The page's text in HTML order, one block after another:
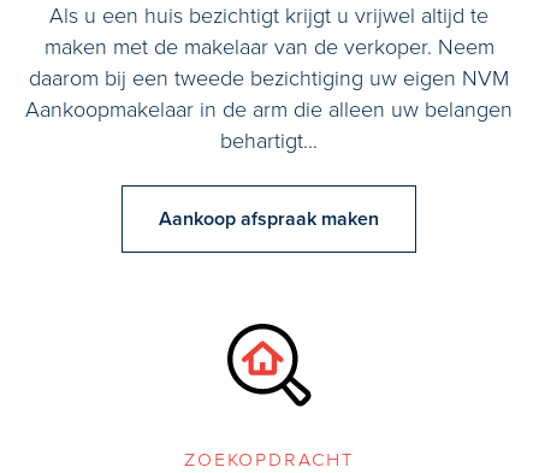
Als u een huis bezichtigt krijgt u vrijwel altijd te
maken met de makelaar van de verkoper. Neem
daarom bij een tweede bezichtiging uw eigen NVM
Aankoopmakelaar in de arm die alleen uw belangen
behartigt...
Aankoop afspraak maken
zoekopdracht